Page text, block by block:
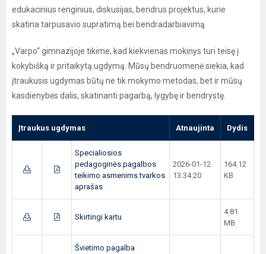
edukacinius renginius, diskusijas, bendrus projektus, kurie
skatina tarpusavio supratimą bei bendradarbiavimą.
„Varpo“ gimnazijoje tikime, kad kiekvienas mokinys turi teisę į
kokybišką ir pritaikytą ugdymą. Mūsų bendruomenė siekia, kad
įtraukusis ugdymas būtų ne tik mokymo metodas, bet ir mūsų
kasdienybės dalis, skatinanti pagarbą, lygybę ir bendrystę.
Įtraukus ugdymas Atnaujinta Dydis
Specialiosios
pedagoginės pagalbos
teikimo asmenims tvarkos
aprašas
2026-01-12
13:34:20
164.12
KB
Skirtingi kartu
4.81
MB
Švietimo pagalba